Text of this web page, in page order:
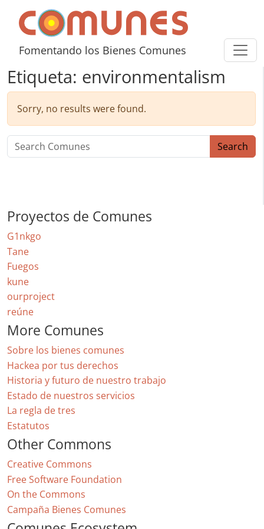
Skip to content
Comunes
Fomentando los Bienes Comunes
Etiqueta: environmentalism
Sorry, no results were found.
Search for: Search
Proyectos de Comunes
G1nkgo
Tane
Fuegos
kune
ourproject
reúne
More Comunes
Sobre los bienes comunes
Hackea por tus derechos
Historia y futuro de nuestro trabajo
Estado de nuestros servicios
La regla de tres
Estatutos
Other Commons
Creative Commons
Free Software Foundation
On the Commons
Campaña Bienes Comunes